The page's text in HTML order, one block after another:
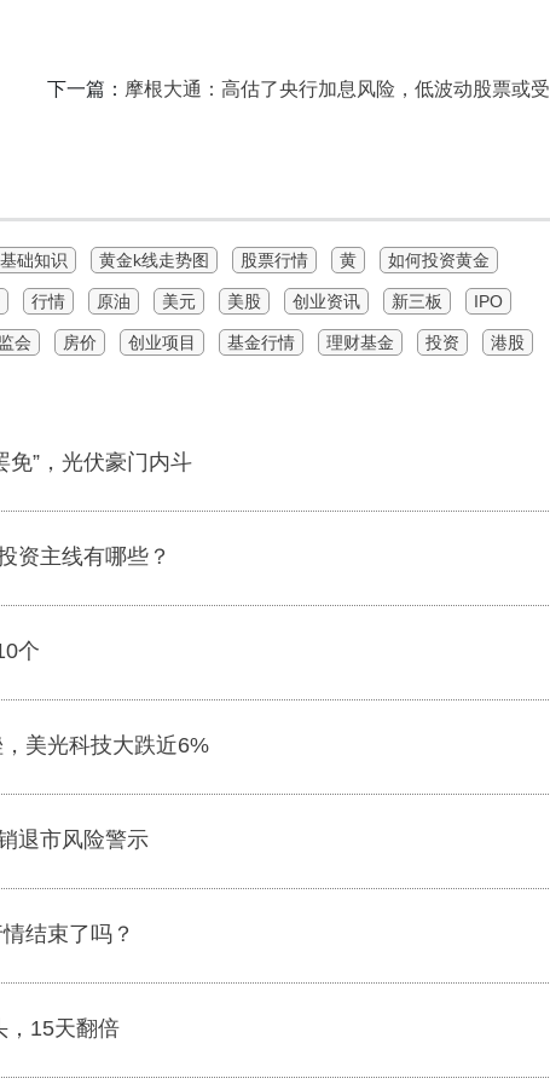
下一篇： 摩根大通：高估了央行加息风险，低波动股票或
础知识 黄金k线走势图 股票行情 黄 如何投资黄金
行情 原油 美元 美股 创业资讯 新三板 IPO
会 房价 创业项目 基金行情 理财基金 投资 港股
免”，光伏豪门内斗
资主线有哪些？
个
美光科技大跌近6%
退市风险警示
结束了吗？
，15天翻倍